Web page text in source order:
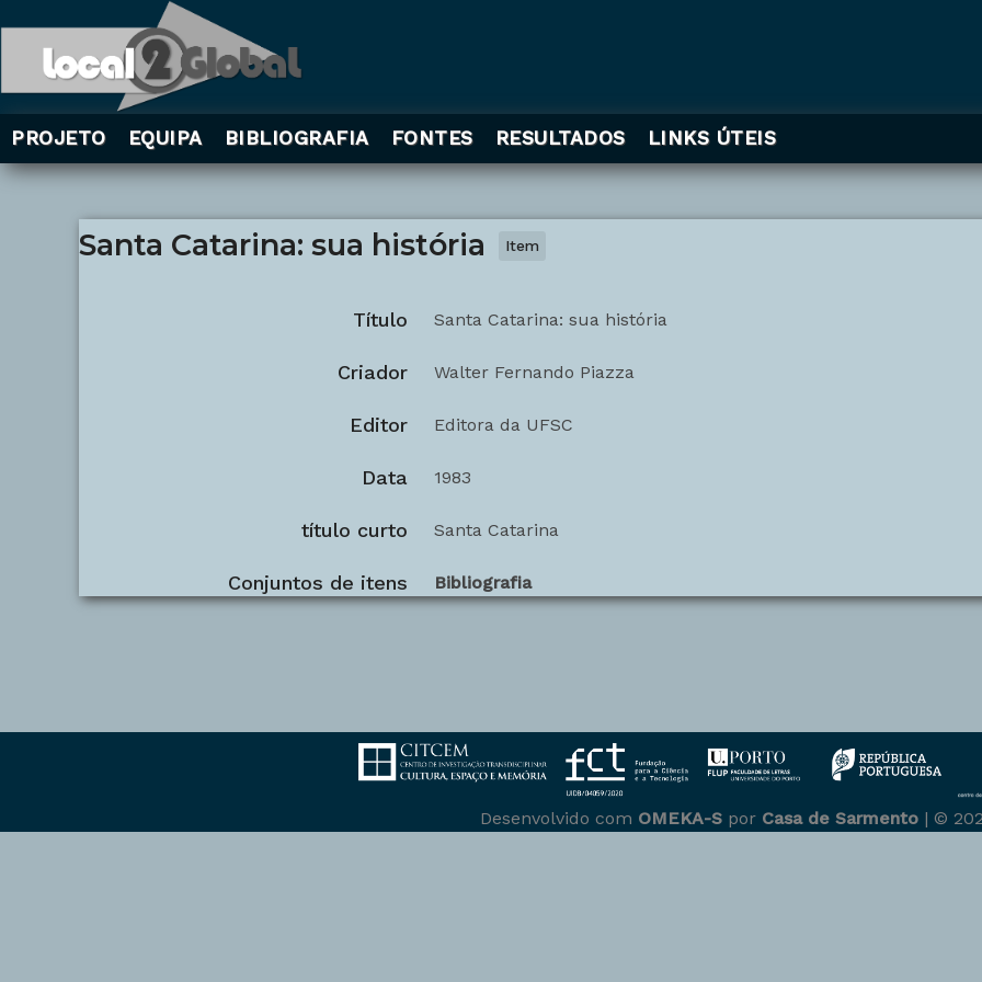
PROJETO EQUIPA BIBLIOGRAFIA FONTES RESULTADOS LINKS ÚTEIS
Santa Catarina: sua história Item
Título Santa Catarina: sua história
Criador Walter Fernando Piazza
Editor Editora da UFSC
Data 1983
título curto Santa Catarina
Conjuntos de itens Bibliografia
Desenvolvido com OMEKA-Spor Casa de Sarmento| ©